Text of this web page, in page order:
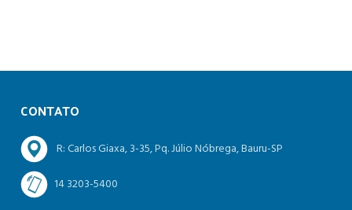
CONTATO
R: Carlos Giaxa, 3-35, Pq. Júlio Nóbrega, Bauru-SP
14 3203-5400